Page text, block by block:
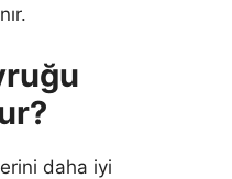
daha iyi